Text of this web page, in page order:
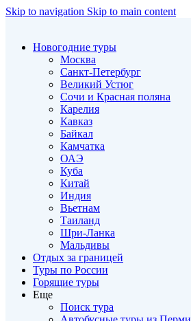
Skip to navigation Skip to main content
Новогодние туры
Москва
Санкт-Петербург
Великий Устюг
Сочи и Красная поляна
Карелия
Кавказ
Байкал
Камчатка
ОАЭ
Куба
Китай
Индия
Вьетнам
Таиланд
Шри-Ланка
Мальдивы
Отдых за границей
Туры по России
Горящие туры
Еще
Поиск тура